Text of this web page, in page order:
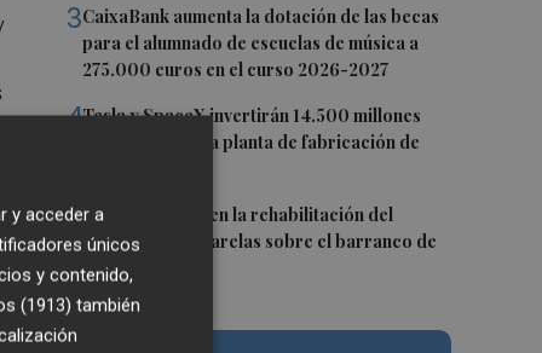
3CaixaBank aumenta la dotación de las becas
para el alumnado de escuelas de música a
275.000 euros en el curso 2026-2027
4Tesla y SpaceX invertirán 14.500 millones
para construir la planta de fabricación de
5L'Eliana avanza en la rehabilitación del
puente y las pasarelas sobre el barranco de
Mandor
y acceder a
únicos
y contenido,
(1913) también